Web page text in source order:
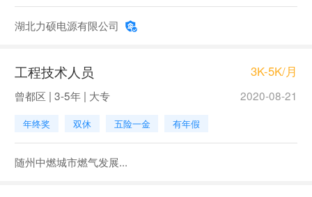
湖北力硕电源有限公司
工程技术人员 3K-5K/月
曾都区 | 3-5年 | 大专 2020-08-21
年终奖 双休 五险一金 有年假
随州中燃城市燃气发展...